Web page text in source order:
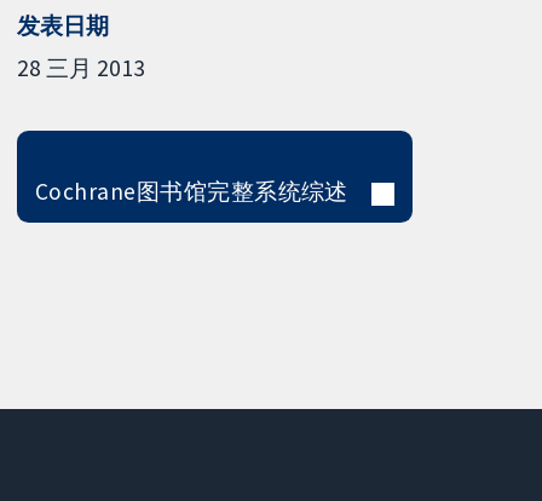
发表日期
28 三月 2013
Cochrane图书馆完整系统综述